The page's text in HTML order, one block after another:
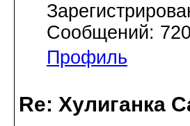
Сообщений: 720
Профиль
Re: Хулиганка